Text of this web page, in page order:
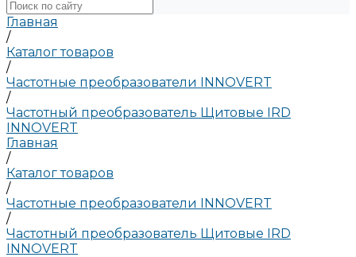
Главная
/
Каталог товаров
/
Частотные преобразователи INNOVERT
/
Частотный преобразователь Щитовые IRD
INNOVERT
Главная
/
Каталог товаров
/
Частотные преобразователи INNOVERT
/
Частотный преобразователь Щитовые IRD
INNOVERT